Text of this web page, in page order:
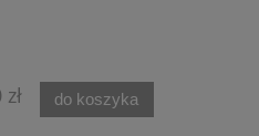
do koszyka